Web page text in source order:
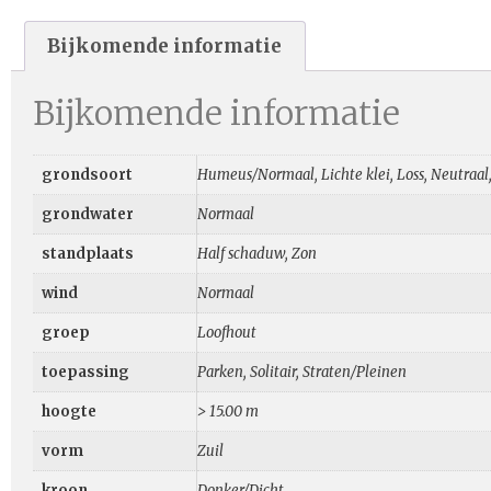
Bijkomende informatie
Bijkomende informatie
grondsoort Humeus/Normaal, Lichte klei, Loss,
grondwater Normaal
standplaats Half schaduw, Zon
wind Normaal
groep Loofhout
toepassing Parken, Solitair, Straten/Pleinen
hoogte > 15.00 m
vorm Zuil